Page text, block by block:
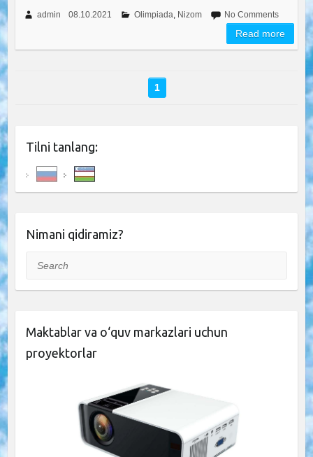
admin 08.10.2021 Olimpiada, Nizom No Comments
Read more
1
Tilni tanlang:
Nimani qidiramiz?
Search
Maktablar va o‘quv markazlari uchun
proyektorlar